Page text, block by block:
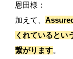
恩田様：
加えて、
くれているとい
繋がります。